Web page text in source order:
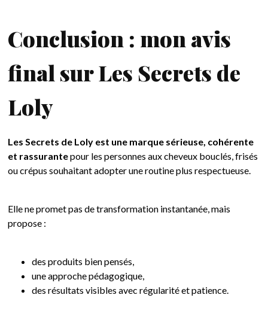
Conclusion : mon avis
final sur Les Secrets de
Loly
Les Secrets de Loly est une marque sérieuse, cohérente
et rassurantepour les personnes aux cheveux bouclés, frisés
ou crépus souhaitant adopter une routine plus respectueuse.
Elle ne promet pas de transformation instantanée, mais
propose :
des produits bien pensés,
une approche pédagogique,
des résultats visibles avec régularité et patience.